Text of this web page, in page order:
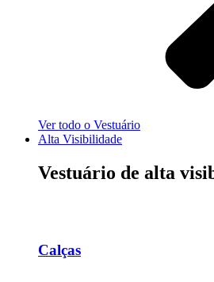
Ver todo o Vestuário
Alta Visibilidade
Vestuário de alta
Calças